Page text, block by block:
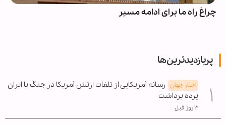
چراغ راه ما برای ادامه مسیر
پربازدیدترین‌ها
اخبار جهان رسانه آمریکایی از تلفات ارتش آمریکا در جنگ با ایران
پرده برداشت
۳ روز قبل